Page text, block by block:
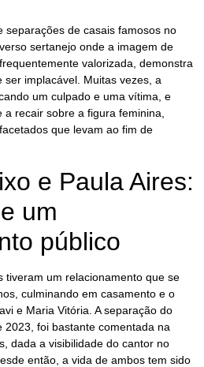
separações de casais famosos no
sertanejo onde a imagem de
valorizada, demonstra
implacável. Muitas vezes, a
um culpado e uma vítima, e
recair sobre a figura feminina,
que levam ao fim de
e Paula Aires:
um
público
tiveram um relacionamento que se
culminando em casamento e o
e Maria Vitória. A separação do
2023, foi bastante comentada na
dada a visibilidade do cantor no
então, a vida de ambos tem sido